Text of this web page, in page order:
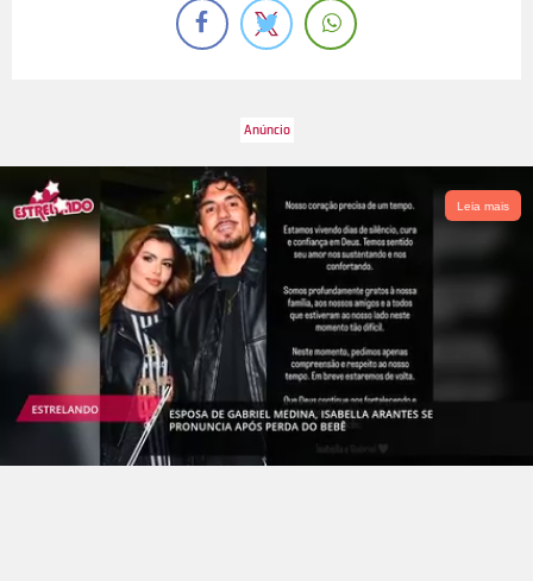
Leia mais